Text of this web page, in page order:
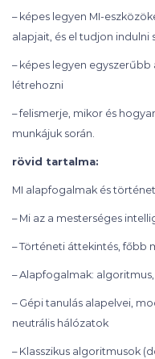
– képes legyen MI-
alapjait, és el tudjon indulni
– képes legyen
létrehozni
– felismerje, mikor és
munkájuk során.
rövid tartalma:
MI alapfogalmak és történet
– Mi az a mesterséges
– Történeti áttekintés, főbb
– Alapfogalmak:
– Gépi tanulás alapelvei,
neutrális hálózatok
– Klasszikus algoritmusok